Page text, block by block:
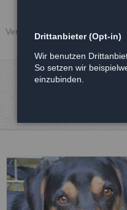
Veröffentlicht: 15.12.2015
Drittanbieter (Opt-in)
Wir benutzen
So setzen wir
einzubinden.